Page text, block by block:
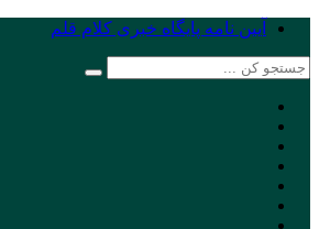
آیین نامه پایگاه خبری کلام قلم